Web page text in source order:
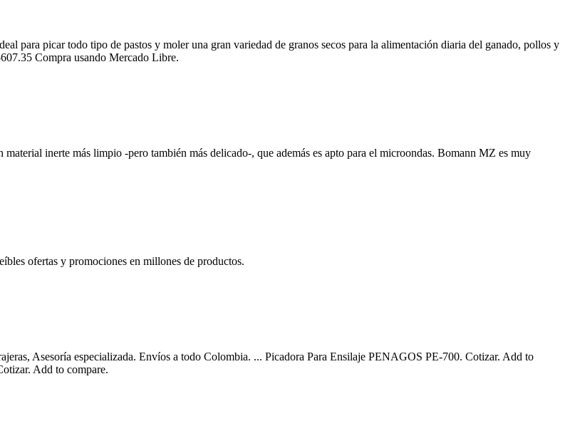
para picar todo tipo de pastos y moler una gran variedad de granos secos para la alimentación diaria del ganado, pollos y
Compra usando Mercado Libre.
inerte más limpio -pero también más delicado-, que además es apto para el microondas. Bomann MZ es muy
ofertas y promociones en millones de productos.
Asesoría especializada. Envíos a todo Colombia. ... Picadora Para Ensilaje PENAGOS PE-700. Cotizar. Add to
Add to compare.